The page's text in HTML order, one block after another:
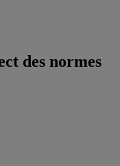
des normes